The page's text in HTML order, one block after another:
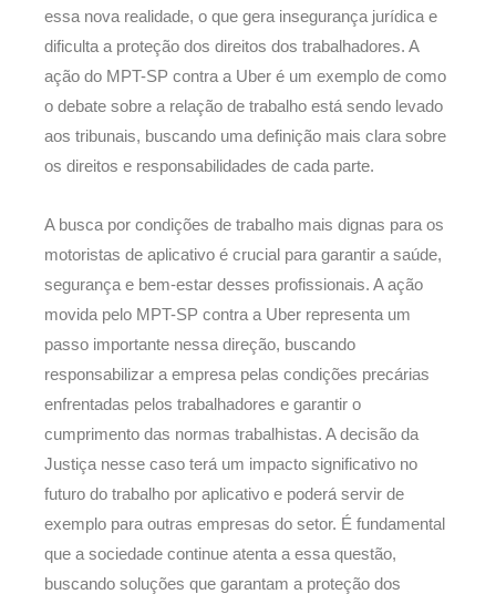
essa nova realidade, o que gera insegurança jurídica e
dificulta a proteção dos direitos dos trabalhadores. A
ação do MPT-SP contra a Uber é um exemplo de como
o debate sobre a relação de trabalho está sendo levado
aos tribunais, buscando uma definição mais clara sobre
os direitos e responsabilidades de cada parte.
A busca por condições de trabalho mais dignas para os
motoristas de aplicativo é crucial para garantir a saúde,
segurança e bem-estar desses profissionais. A ação
movida pelo MPT-SP contra a Uber representa um
passo importante nessa direção, buscando
responsabilizar a empresa pelas condições precárias
enfrentadas pelos trabalhadores e garantir o
cumprimento das normas trabalhistas. A decisão da
Justiça nesse caso terá um impacto significativo no
futuro do trabalho por aplicativo e poderá servir de
exemplo para outras empresas do setor. É fundamental
que a sociedade continue atenta a essa questão,
buscando soluções que garantam a proteção dos